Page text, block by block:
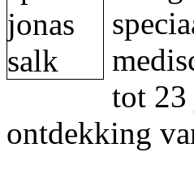
tot
ontdekking